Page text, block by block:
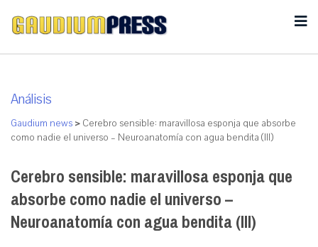
Análisis
Gaudium news > Cerebro sensible: maravillosa esponja que absorbe
como nadie el universo – Neuroanatomía con agua bendita (III)
Cerebro sensible: maravillosa esponja que
absorbe como nadie el universo –
Neuroanatomía con agua bendita (III)